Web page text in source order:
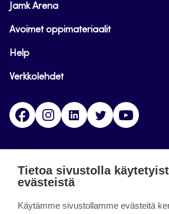
Jamk Arena
Avoimet oppimateriaalit
Help
Verkkolehdet
FacebookInstagramLinkedinTwitter
päättynyt 11.9.2023.
Tietoa sivustolla
evästeistä
Käytämme sivustollamme evästeitä